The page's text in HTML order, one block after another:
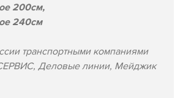
200см,
240см
транспортными компаниями
Деловые линии, Мейджик